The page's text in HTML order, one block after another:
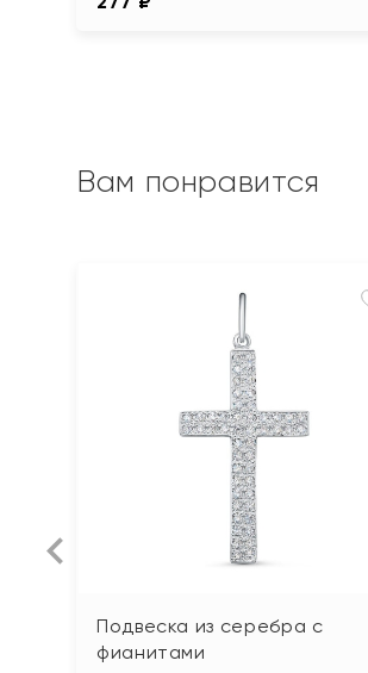
Вам понравится
Подвеска из серебра с
фианитами